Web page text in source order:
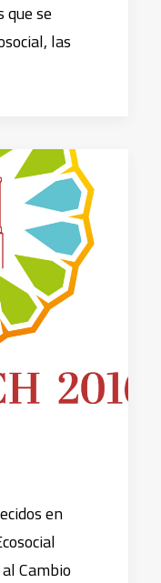
que se
las
en
Cambio